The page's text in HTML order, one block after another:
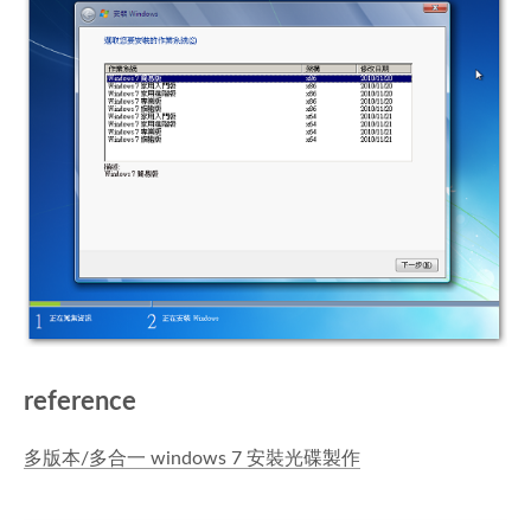
reference
多版本/多合一 windows 7 安裝光碟製作